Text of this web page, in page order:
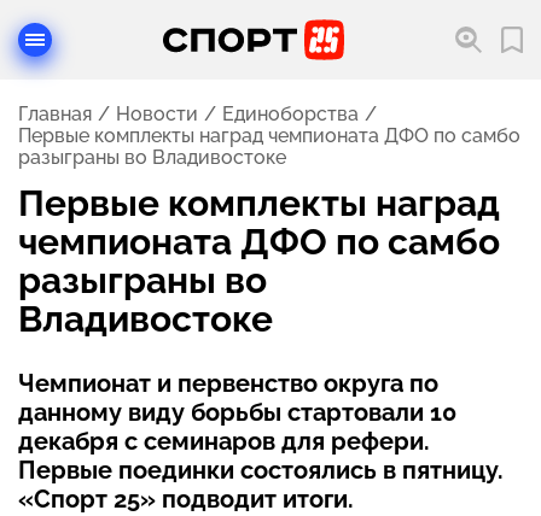
Главная Новости
Единоборства
Первые комплекты наград чемпионата ДФО по самбо
разыграны во Владивостоке
Первые комплекты наград
чемпионата ДФО по самбо
разыграны во
Владивостоке
Чемпионат и первенство округа по
данному виду борьбы стартовали 10
декабря с семинаров для рефери.
Первые поединки состоялись в пятницу.
«Спорт 25» подводит итоги.